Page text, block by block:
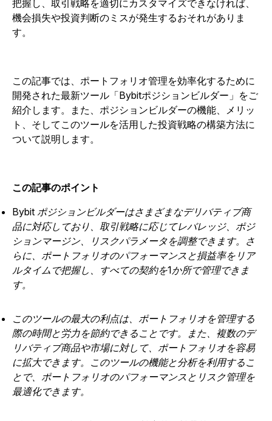
把握し、取引戦略を適切にカスタマイズできなければ、
機会損失や投資判断のミスが発生するおそれがありま
す。
この記事では、ポートフォリオ管理を効率化するために
開発された最新ツール「Bybitポジションビルダー」をご
紹介します。また、ポジションビルダーの機能、メリッ
ト、そしてこのツールを活用した投資戦略の構築方法に
ついて説明します。
この記事のポイント
Bybit ポジションビルダーはさまざまなデリバティブ商
品に対応しており、取引戦略に応じてレバレッジ、ポジ
ションマージン、リスクパラメータを調整できます。さ
らに、ポートフォリオのパフォーマンスと損益率をリア
ルタイムで把握し、すべての契約を1か所で管理できま
す。
このツールの最大の利点は、ポートフォリオを管理する
際の時間と労力を節約できることです。また、複数のデ
リバティブ商品や市場に対して、ポートフォリオを容易
に拡大できます。このツールの機能と分析を利用するこ
とで、ポートフォリオのパフォーマンスとリスク管理を
最適化できます。